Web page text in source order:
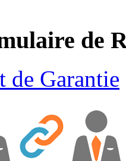
de
de Garantie